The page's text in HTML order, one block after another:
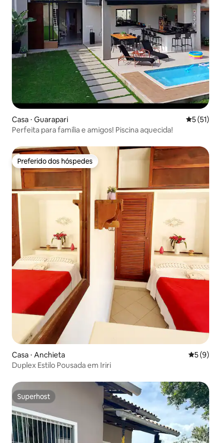
Casa ⋅ Guarapari 5 de uma
5 (51)
Perfeita para família e amigos! Piscina aquecida!
Preferido dos hóspedes
Preferido dos hóspedes
Casa ⋅ Anchieta 5 de
5 (9)
Duplex Estilo Pousada em Iriri
Superhost
Superhost